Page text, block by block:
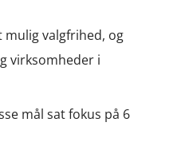
valgfrihed, og
virksomheder i
mål sat fokus på 6